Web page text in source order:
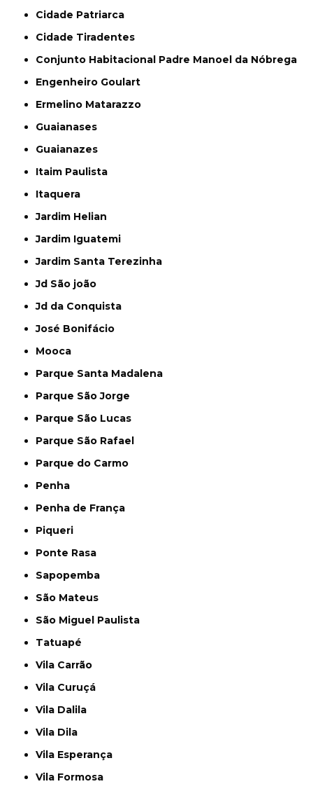
Cidade Patriarca
Cidade Tiradentes
Conjunto Habitacional Padre Manoel da Nóbrega
Engenheiro Goulart
Ermelino Matarazzo
Guaianases
Guaianazes
Itaim Paulista
Itaquera
Jardim Helian
Jardim Iguatemi
Jardim Santa Terezinha
Jd São joão
Jd da Conquista
José Bonifácio
Mooca
Parque Santa Madalena
Parque São Jorge
Parque São Lucas
Parque São Rafael
Parque do Carmo
Penha
Penha de França
Piqueri
Ponte Rasa
Sapopemba
São Mateus
São Miguel Paulista
Tatuapé
Vila Carrão
Vila Curuçá
Vila Dalila
Vila Dila
Vila Esperança
Vila Formosa